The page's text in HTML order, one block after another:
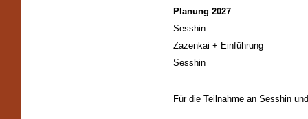
Planung 2027
Sesshin
Zazenkai + Einführung
Sesshin
Für die Teilnahme an Sesshin